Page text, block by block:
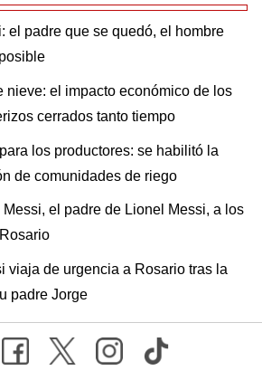
el padre que se quedó, el hombre
nieve: el impacto económico de los
cerrados tanto tiempo
los productores: se habilitó la
de comunidades de riego
Messi, el padre de Lionel Messi, a los
viaja de urgencia a Rosario tras la
padre Jorge